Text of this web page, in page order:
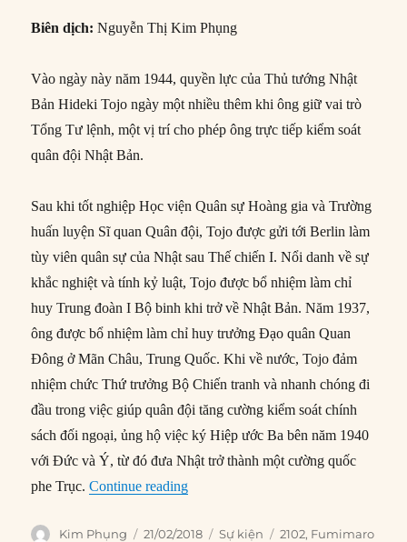
Biên dịch: Nguyễn Thị Kim Phụng
Vào ngày này năm 1944, quyền lực của Thủ tướng Nhật
Bản Hideki Tojo ngày một nhiều thêm khi ông giữ vai trò
Tổng Tư lệnh, một vị trí cho phép ông trực tiếp kiểm soát
quân đội Nhật Bản.
Sau khi tốt nghiệp Học viện Quân sự Hoàng gia và Trường
huấn luyện Sĩ quan Quân đội, Tojo được gửi tới Berlin làm
tùy viên quân sự của Nhật sau Thế chiến I. Nổi danh về sự
khắc nghiệt và tính kỷ luật, Tojo được bổ nhiệm làm chỉ
huy Trung đoàn I Bộ binh khi trở về Nhật Bản. Năm 1937,
ông được bổ nhiệm làm chỉ huy trưởng Đạo quân Quan
Đông ở Mãn Châu, Trung Quốc. Khi về nước, Tojo đảm
nhiệm chức Thứ trưởng Bộ Chiến tranh và nhanh chóng đi
đầu trong việc giúp quân đội tăng cường kiểm soát chính
sách đối ngoại, ủng hộ việc ký Hiệp ước Ba bên năm 1940
với Đức và Ý, từ đó đưa Nhật trở thành một cường quốc
phe Trục.Continue reading“21/2/1944: Tojo tự xưng là “Tổng
Author
Kim Phụng
Posted
21/02/2018 Categories
Sự kiện Tags
2102, Fumimaro